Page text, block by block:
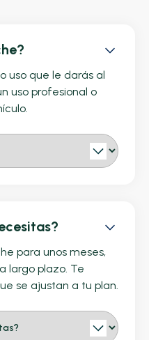
uso que le darás al
uso profesional o
para unos meses,
largo plazo. Te
se ajustan a tu plan.